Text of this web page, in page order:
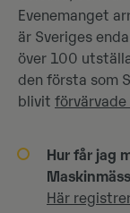
Evenemanget
är Sveriges
över 100
den första som
blivit förvärvade
Hur får jag
Här